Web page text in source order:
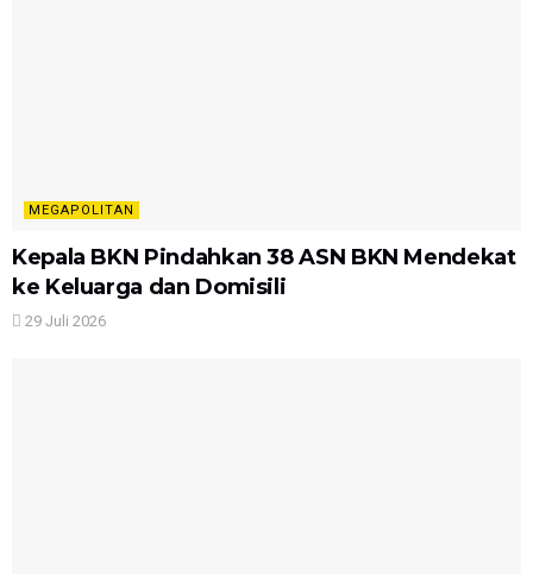
MEGAPOLITAN
Kepala BKN Pindahkan 38 ASN BKN Mendekat
ke Keluarga dan Domisili
29 Juli 2026